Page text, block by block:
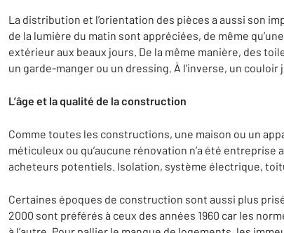
La distribution et l’orientation des pièces a aussi son
de la lumière du matin sont appréciées, de même
extérieur aux beaux jours. De la même manière, des
un garde-manger ou un dressing. À l’inverse, un
L’âge et la qualité de la construction
Comme toutes les constructions, une maison ou un
méticuleux ou qu’aucune rénovation n’a été
acheteurs potentiels. Isolation, système électrique,
Certaines époques de construction sont aussi plus
2000 sont préférés à ceux des années 1960 car les